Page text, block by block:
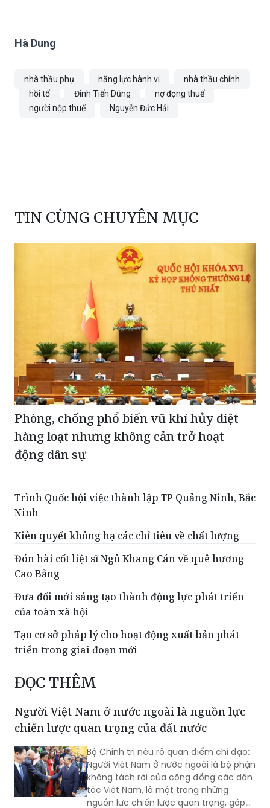
Hà Dung
nhà thầu phụ năng lực hành vi
nhà thầu chính
hồi tố
Đinh Tiến Dũng
nợ đọng thuế
người nộp thuế
Nguyễn Đức Hải
TIN CÙNG CHUYÊN MỤC
Phòng, chống phổ biến vũ khí hủy diệt
hàng loạt nhưng không cản trở hoạt
động dân sự
Trình Quốc hội việc thành lập TP Quảng Ninh, Bắc
Ninh
Kiên quyết không hạ các chỉ tiêu về chất lượng
Đón hài cốt liệt sĩ Ngô Khang Cán về quê hương
Cao Bằng
Đưa đổi mới sáng tạo thành động lực phát triển
của toàn xã hội
Tạo cơ sở pháp lý cho hoạt động xuất bản phát
triển trong giai đoạn mới
ĐỌC THÊM
Người Việt Nam ở nước ngoài là nguồn lực
chiến lược quan trọng của đất nước
Bộ Chính trị nêu rõ quan điểm chỉ đạo:
Người Việt Nam ở nước ngoài là bộ phận
không tách rời của cộng đồng các dân
tộc Việt Nam, là một trong những
nguồn lực chiến lược quan trọng, góp